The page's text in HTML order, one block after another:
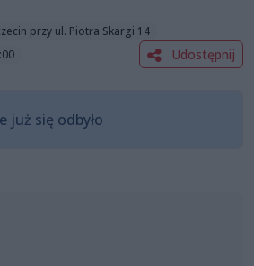
przy ul. Piotra Skargi 14
Udostępnij
już się odbyło